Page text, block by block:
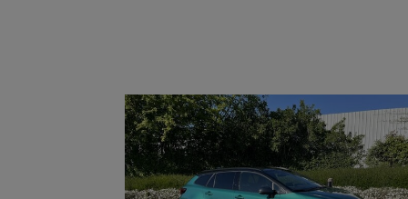
GR SPORT